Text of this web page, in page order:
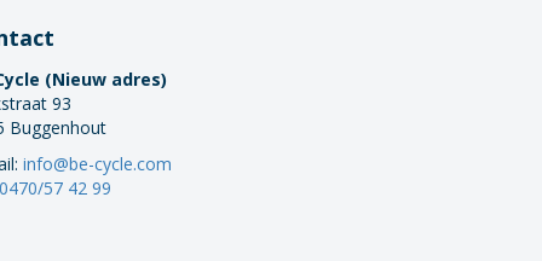
(Nieuw adres)
93
Buggenhout
info@be-cycle.com
0470/57 42 99